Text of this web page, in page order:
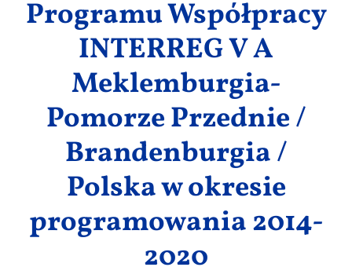
Programu Współpracy
INTERREG V A
Meklemburgia-
Pomorze Przednie /
Brandenburgia /
Polska w okresie
programowania 2014-
2020